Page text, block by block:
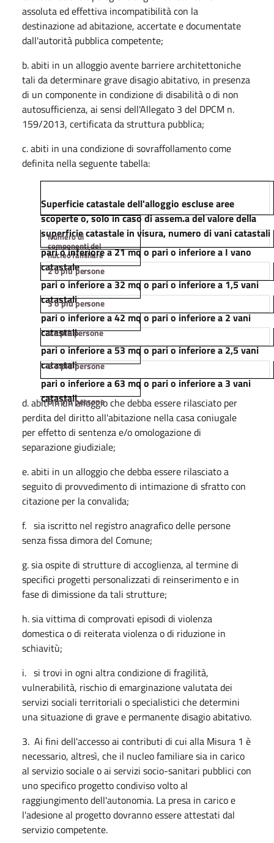
assoluta ed effettiva incompatibilità con la
destinazione ad abitazione, accertate e documentate
dall'autorità pubblica competente;
b. abiti in un alloggio avente barriere architettoniche
tali da determinare grave disagio abitativo, in presenza
di un componente in condizione di disabilità o di non
autosufficienza, ai sensi dell'Allegato 3 del DPCM n.
159/2013, certificata da struttura pubblica;
c. abiti in una condizione di sovraffollamento come
definita nella seguente tabella:
Superficie catastale dell'alloggio escluse aree
scoperte o, solo in caso di assem.a del valore della
superficie catastale in visura, numero di vani catastali
Numero di
componenti del
nucleofamiliare
pari o inferiore a 21 mq o pari o inferiore a I vano
catastale
2opiùpersone
pari o inferiore a 32 mq o pari o inferiore a 1,5 vani
catastali
3 opiùpersone
pari o inferiore a 42 mq o pari o inferiore a 2 vani
catastali
4opiùpersone
pari o inferiore a 53 mq o pari o inferiore a 2,5 vani
catastali
5o piùpersone
pari o inferiore a 63 mq o pari o inferiore a 3 vani
catastali
6opiùpersone
d. abiti in un alloggio che debba essere rilasciato per
perdita del diritto all'abitazione nella casa coniugale
per effetto di sentenza e/o omologazione di
separazione giudiziale;
e. abiti in un alloggio che debba essere rilasciato a
seguito di provvedimento di intimazione di sfratto con
citazione per la convalida;
f. sia iscritto nel registro anagrafico delle persone
senza fissa dimora del Comune;
g. sia ospite di strutture di accoglienza, al termine di
specifici progetti personalizzati di reinserimento e in
fase di dimissione da tali strutture;
h. sia vittima di comprovati episodi di violenza
domestica o di reiterata violenza o di riduzione in
schiavitù;
i. si trovi in ogni altra condizione di fragilità,
vulnerabilità, rischio di emarginazione valutata dei
servizi sociali territoriali o specialistici che determini
una situazione di grave e permanente disagio abitativo.
3. Ai fini dell'accesso ai contributi di cui alla Misura 1 è
necessario, altresì, che il nucleo familiare sia in carico
al servizio sociale o ai servizi socio-sanitari pubblici con
uno specifico progetto condiviso volto al
raggiungimento dell'autonomia. La presa in carico e
l'adesione al progetto dovranno essere attestati dal
servizio competente.